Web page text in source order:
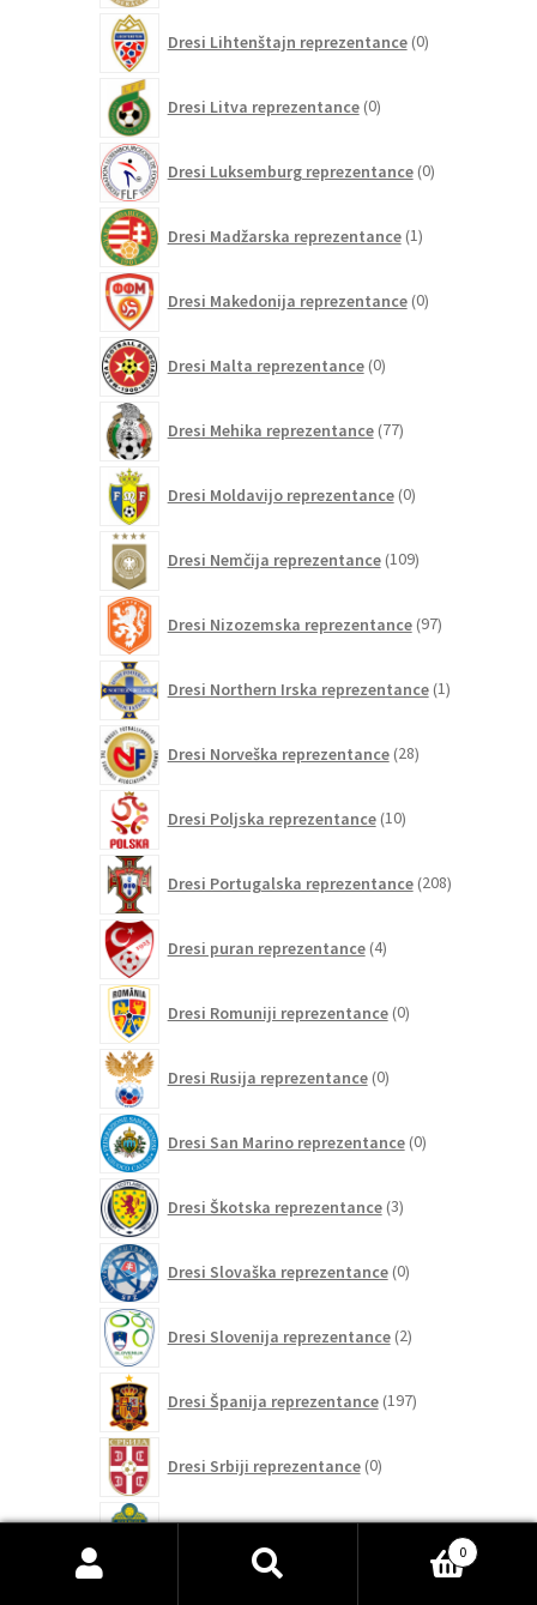
Dresi Lihtenštajn reprezentance 0izdelkov
Dresi Litva reprezentance 0izdelkov
Dresi Luksemburg reprezentance 0izdelkov
Dresi Madžarska reprezentance 1izdelek
Dresi Makedonija reprezentance 0izdelkov
Dresi Malta reprezentance 0izdelkov
Dresi Mehika reprezentance 77izdelkov
Dresi Moldavijo reprezentance 0izdelkov
Dresi Nemčija reprezentance 109izdelkov
Dresi Nizozemska reprezentance 97izdelkov
Dresi Northern Irska reprezentance 1izdelek
Dresi Norveška reprezentance 28izdelkov
Dresi Poljska reprezentance 10izdelkov
Dresi Portugalska reprezentance 208izdelkov
Dresi puran reprezentance 4izdelki
Dresi Romuniji reprezentance 0izdelkov
Dresi Rusija reprezentance 0izdelkov
Dresi San Marino reprezentance 0izdelkov
Dresi Škotska reprezentance 3izdelki
Dresi Slovaška reprezentance 0izdelkov
Dresi Slovenija reprezentance 2izdelka
Dresi Španija reprezentance 197izdelkov
Dresi Srbiji reprezentance 0izdelkov
Dresi Švedska reprezentance 7
7
izdelkov
0